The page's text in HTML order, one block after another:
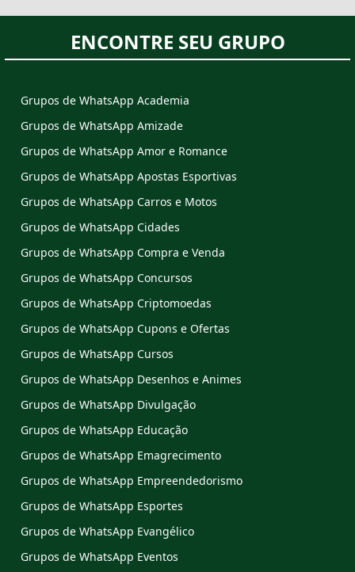
ENCONTRE SEU GRUPO
Grupos de WhatsApp Academia
Grupos de WhatsApp Amizade
Grupos de WhatsApp Amor e Romance
Grupos de WhatsApp Apostas Esportivas
Grupos de WhatsApp Carros e Motos
Grupos de WhatsApp Cidades
Grupos de WhatsApp Compra e Venda
Grupos de WhatsApp Concursos
Grupos de WhatsApp Criptomoedas
Grupos de WhatsApp Cupons e Ofertas
Grupos de WhatsApp Cursos
Grupos de WhatsApp Desenhos e Animes
Grupos de WhatsApp Divulgação
Grupos de WhatsApp Educação
Grupos de WhatsApp Emagrecimento
Grupos de WhatsApp Empreendedorismo
Grupos de WhatsApp Esportes
Grupos de WhatsApp Evangélico
Grupos de WhatsApp Eventos